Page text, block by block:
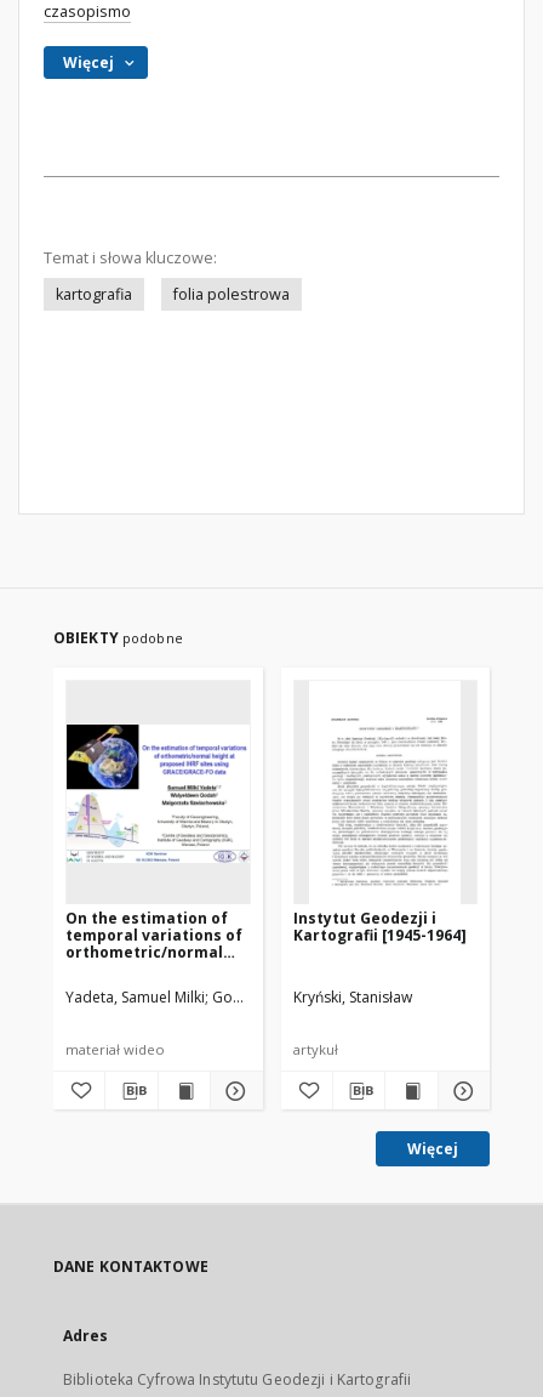
czasopismo
Więcej
Temat i słowa kluczowe:
kartografia
folia polestrowa
OBIEKTY podobne
On the estimation of
temporal variations of
orthometric/normal
IHRF sites using
GRACE/GRACE-FO data
Yadeta, Samuel Milki Godah, Walyeldeen Szelachowska, Małgorzata
materiał wideo
Instytut Geodezji i
Kartografii [1945-1964]
Kryński, Stanisław
artykuł
Więcej
DANE KONTAKTOWE
Adres
Biblioteka Cyfrowa Instytutu Geodezji i Kartografii